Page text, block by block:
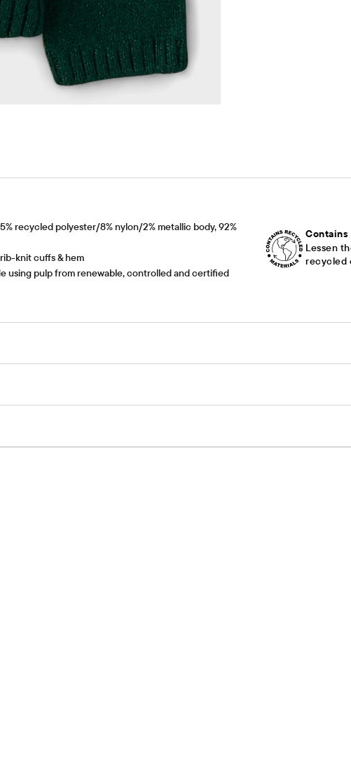
recycled polyester/8% nylon/2% metallic body, 92%
knit cuffs & hem
using pulp from renewable, controlled and certified
Lessen
recycled